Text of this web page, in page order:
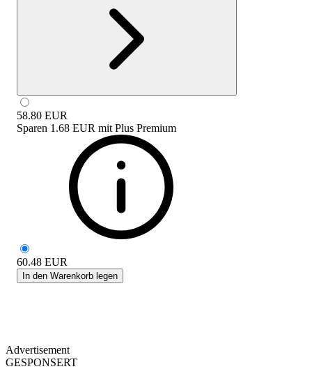
58.80 EUR
Sparen 1.68 EUR mit Plus Premium
60.48 EUR
In den Warenkorb legen
Advertisement
GESPONSERT